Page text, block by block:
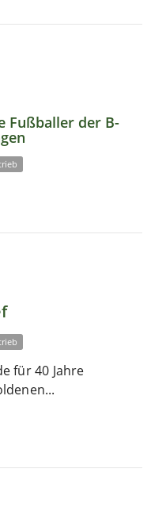
Fußballer der B-
für 40 Jahre